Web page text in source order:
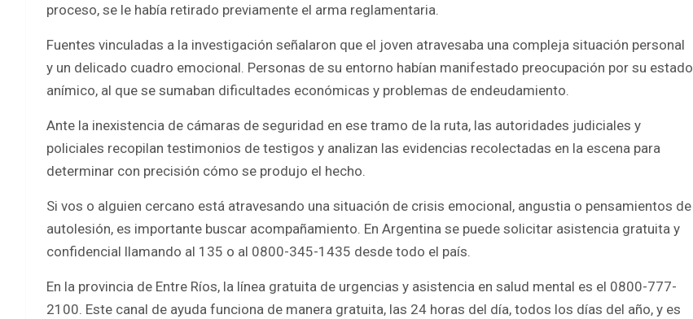
proceso, se le había retirado previamente el arma reglamentaria.
Fuentes vinculadas a la investigación señalaron que el joven atravesaba una compleja situación personal
y un delicado cuadro emocional. Personas de su entorno habían manifestado preocupación por su estado
anímico, al que se sumaban dificultades económicas y problemas de endeudamiento.
Ante la inexistencia de cámaras de seguridad en ese tramo de la ruta, las autoridades judiciales y
policiales recopilan testimonios de testigos y analizan las evidencias recolectadas en la escena para
determinar con precisión cómo se produjo el hecho.
Si vos o alguien cercano está atravesando una situación de crisis emocional, angustia o pensamientos de
autolesión, es importante buscar acompañamiento. En Argentina se puede solicitar asistencia gratuita y
confidencial llamando al 135 o al 0800-345-1435 desde todo el país.
En la provincia de Entre Ríos, la línea gratuita de urgencias y asistencia en salud mental es el 0800-777-
2100. Este canal de ayuda funciona de manera gratuita, las 24 horas del día, todos los días del año, y es